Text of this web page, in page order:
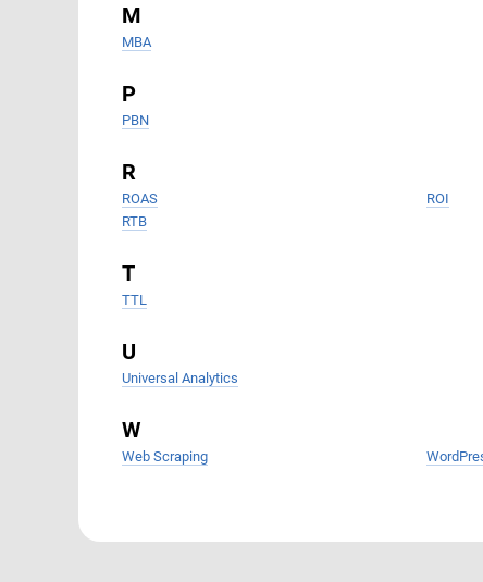
M
MBA
P
PBN
R
ROAS ROI
RTB
T
TTL
U
Universal Analytics
W
Web Scraping